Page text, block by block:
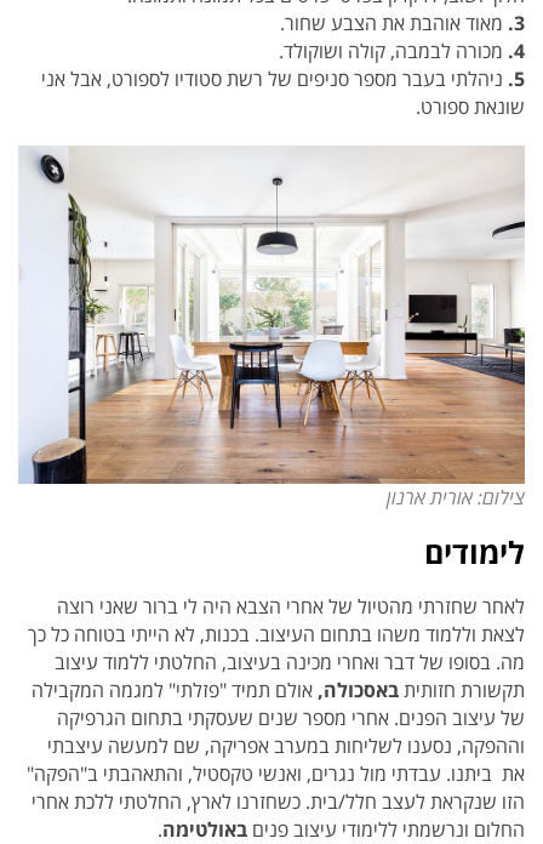
3. מאוד אוהבת את הצבע שחור.
4. מכורה לבמבה, קולה ושוקולד.
5. ניהלתי בעבר מספר סניפים של רשת סטודיו לספורט, אבל אני
שונאת ספורט.
צילום: אורית ארנון
לימודים
לאחר שחזרתי מהטיול של אחרי הצבא היה לי ברור שאני רוצה
לצאת וללמוד משהו בתחום העיצוב. בכנות, לא הייתי בטוחה כל כך
מה. בסופו של דבר ואחרי מכינה בעיצוב, החלטתי ללמוד עיצוב
תקשורת חזותיתבאסכולה, אולם תמיד "פזלתי" למגמה המקבילה
של עיצוב הפנים. אחרי מספר שנים שעסקתי בתחום הגרפיקה
וההפקה, נסענו לשליחות במערב אפריקה, שם למעשה עיצבתי
את ביתנו. עבדתי מול נגרים, ואנשי טקסטיל, והתאהבתי ב"הפקה"
הזו שנקראת לעצב חלל/בית. כשחזרנו לארץ, החלטתי ללכת אחרי
החלום ונרשמתי ללימודי עיצוב פנים באולטימה.